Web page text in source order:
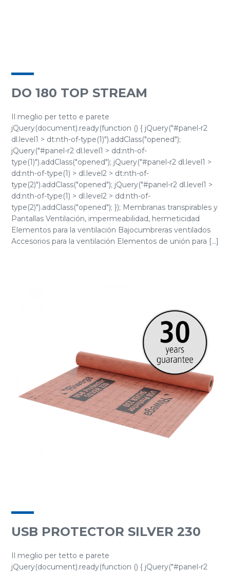
DO 180 TOP STREAM
Il meglio per tetto e parete
jQuery(document).ready(function () { jQuery("#panel-r2
dl.level1 > dt:nth-of-type(1)").addClass("opened");
jQuery("#panel-r2 dl.level1 > dd:nth-of-
type(1)").addClass("opened"); jQuery("#panel-r2 dl.level1 >
dd:nth-of-type(1) > dl.level2 > dt:nth-of-
type(2)").addClass("opened"); jQuery("#panel-r2 dl.level1 >
dd:nth-of-type(1) > dl.level2 > dd:nth-of-
type(2)").addClass("opened"); }); Membranas transpirables y
Pantallas Ventilación, impermeabilidad, hermeticidad
Elementos para la ventilación Bajocumbreras ventilados
Accesorios para la ventilación Elementos de unión para [...]
USB PROTECTOR SILVER 230
Il meglio per tetto e parete
jQuery(document).ready(function () { jQuery("#panel-r2